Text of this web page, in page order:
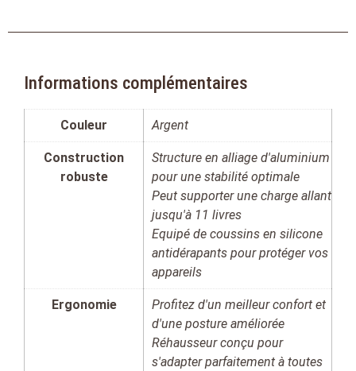
Informations complémentaires
Couleur Argent
Construction
robuste
Structure en alliage d'aluminium
pour une stabilité optimale
Peut supporter une charge allant
jusqu'à 11 livres
Equipé de coussins en silicone
antidérapants pour protéger vos
appareils
Ergonomie
Profitez d'un meilleur confort et
d'une posture améliorée
Réhausseur conçu pour
s'adapter parfaitement à toutes